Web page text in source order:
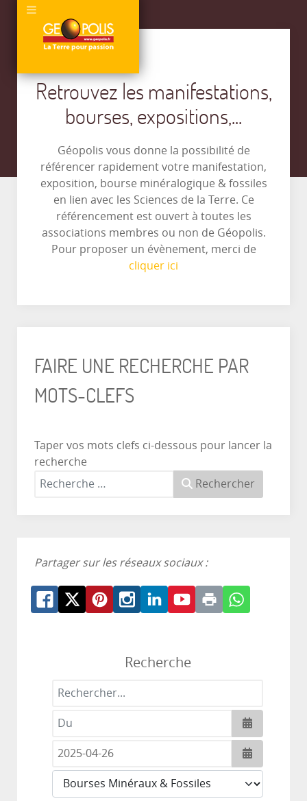
Retrouvez les manifestations,
bourses, expositions,...
Géopolis vous donne la possibilité de
référencer rapidement votre manifestation,
exposition, bourse minéralogique & fossiles
en lien avec les Sciences de la Terre. Ce
référencement est ouvert à toutes les
associations membres ou non de Géopolis.
Pour proposer un évènement, merci de
cliquer ici
FAIRE UNE RECHERCHE PAR
MOTS-CLEFS
Taper vos mots clefs ci-dessous pour lancer la
recherche
Rechercher
Partager sur les réseaux sociaux :
Recherche
Rechercher...
Ouvrir le
Ouvrir le